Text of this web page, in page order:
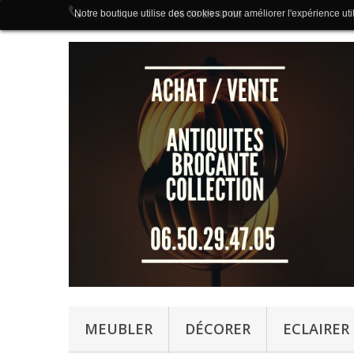
Appelez-nous au :06 50 29 47 05
MEUBLER DÉCORER ECLAIRER
Notre boutique utilise des cookies pour améliorer l'expérience